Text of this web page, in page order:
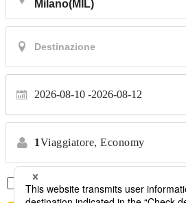
2026-08-10 2026-08-12
1Viaggiatore, Economy
Solo Voli Diretti *Nessun trasferimento